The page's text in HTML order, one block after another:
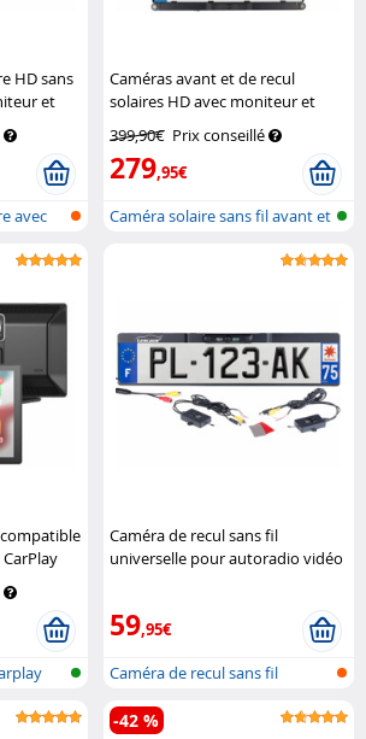
HD sans
et
avec
Caméras avant et de recul
solaires HD avec moniteur et
399,90€ Prix conseillé
279,95€
Caméra solaire sans fil avant et
Caméra de recul sans fil
universelle pour autoradio vidéo
59,95€
Caméra de recul sans fil
intégré da...
-42 %